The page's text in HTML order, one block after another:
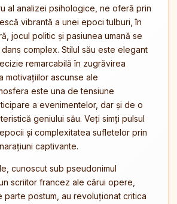
al analizei psihologice, ne oferă prin
vibrantă a unei epoci tulburi, în
jocul politic și pasiunea umană se
complex. Stilul său este elegant
remarcabilă în zugrăvirea
motivațiilor ascunse ale
este una de tensiune
a evenimentelor, dar și de o
geniului său. Veți simți pulsul
și complexitatea sufletelor prin
captivante.
cunoscut sub pseudonimul
scriitor francez ale cărui opere,
parte postum, au revoluționat critica